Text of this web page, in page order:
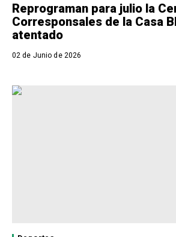
Reprograman para julio la
Corresponsales de la Casa
atentado
02 de Junio de 2026